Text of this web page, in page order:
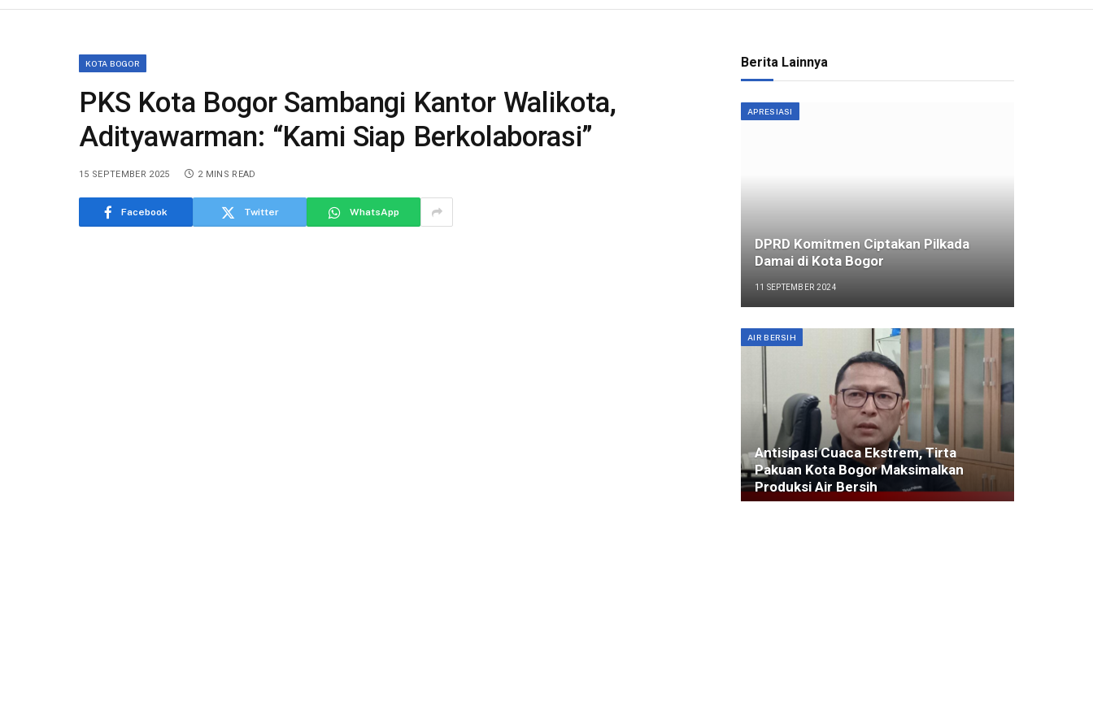
KOTA BOGOR
PKS Kota Bogor Sambangi Kantor Walikota,
Adityawarman: “Kami Siap Berkolaborasi”
15 SEPTEMBER 2025 2 MINS READ
Facebook Twitter WhatsApp
Berita Lainnya
APRESIASI
DPRD Komitmen Ciptakan Pilkada
Damai di Kota Bogor
11 SEPTEMBER 2024
AIR BERSIH
Antisipasi Cuaca Ekstrem, Tirta
Pakuan Kota Bogor Maksimalkan
Produksi Air Bersih